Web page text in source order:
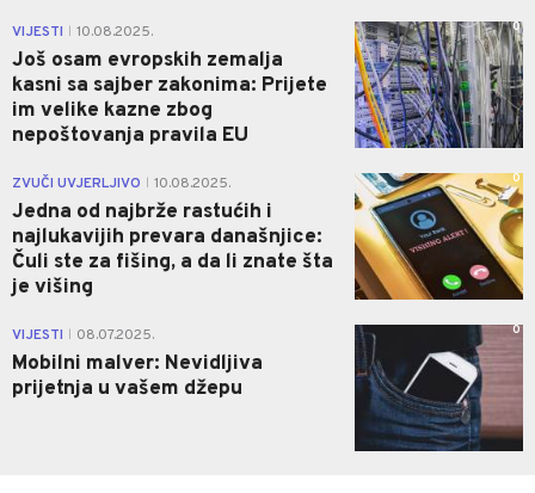
VIJESTI 10.08.2025.
Još osam evropskih zemalja
kasni sa sajber zakonima: Prijete
im velike kazne zbog
nepoštovanja pravila EU
0
ZVUČI UVJERLJIVO 10.08.2025.
Jedna od najbrže rastućih i
najlukavijih prevara današnjice:
Čuli ste za fišing, a da li znate šta
je višing
0
VIJESTI 08.07.2025.
Mobilni malver: Nevidljiva
prijetnja u vašem džepu
0